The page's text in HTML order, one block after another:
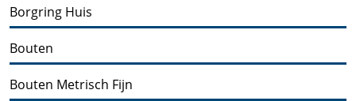
Borgring Huis
Bouten
Bouten Metrisch Fijn